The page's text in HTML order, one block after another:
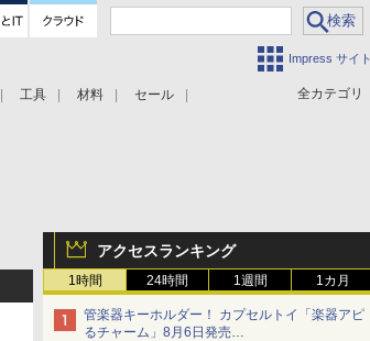
Impress サイト
全カテゴリ
工具 材料 セール
アクセスランキング
1時間 24時間 1週間 1カ月
管楽器キーホルダー！ カプセルトイ「楽器アピ
るチャーム」8月6日発売